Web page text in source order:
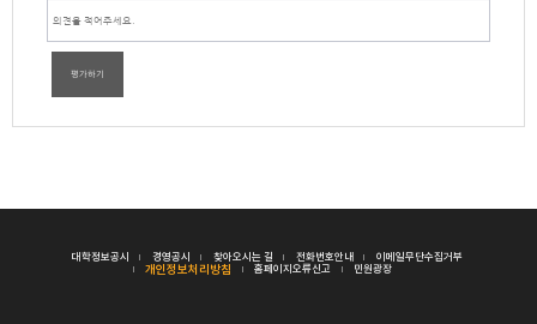
평가하기
대학정보공시 경영공시 찾아오시는 길 전화번호안내 이메일무단수집거부
개인정보처리방침 홈페이지오류신고 민원광장